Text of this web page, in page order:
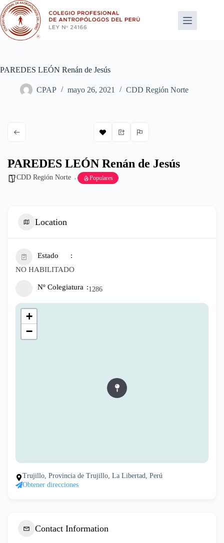
Saltar
al
contenido
PAREDES LEÓN Renán de Jesús
CPAP mayo 26, 2021 CDD Región Norte
PAREDES LEÓN Renán de Jesús
CDD Región Norte Populares
Location
Estado
NO HABILITADO
Nº Colegiatura 1286
+
−
Trujillo, Provincia de Trujillo, La Libertad, Perú
Obtener direcciones
Contact Information